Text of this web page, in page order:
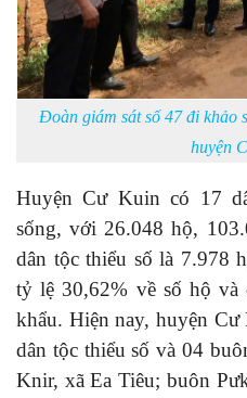
Đoàn giám sát số 47 đi khảo
huyện
Huyện Cư Kuincó 17
sống, với 26.048 hộ,
dân tộc thiểu số là 7.978
tỷ lệ 30,62% về số hộ và
khẩu. Hiện nay, huyện
dân tộc thiểu số và 04
Knir, xã Ea Tiêu; buôn